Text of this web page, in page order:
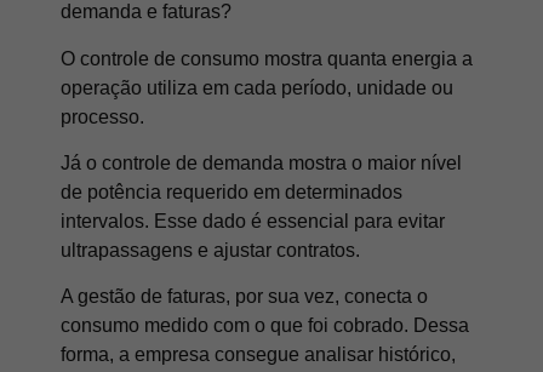
demanda e faturas?
O controle de consumo mostra quanta energia a
operação utiliza em cada período, unidade ou
processo.
Já o controle de demanda mostra o maior nível
de potência requerido em determinados
intervalos. Esse dado é essencial para evitar
ultrapassagens e ajustar contratos.
A gestão de faturas, por sua vez, conecta o
consumo medido com o que foi cobrado. Dessa
forma, a empresa consegue analisar histórico,